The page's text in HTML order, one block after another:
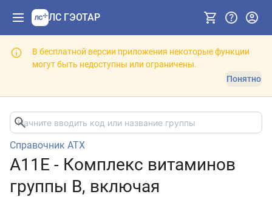
ЛС ГЭОТАР
В бесплатной версии приложения некоторые функции
могут быть недоступны или ограничены.
Понятно
Справочник АТХ
A11E - Комплекс витаминов
группы B, включая